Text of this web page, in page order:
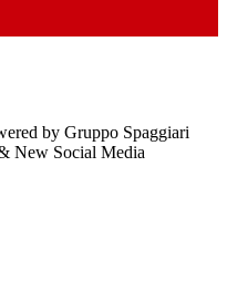
by Gruppo Spaggiari
New Social Media